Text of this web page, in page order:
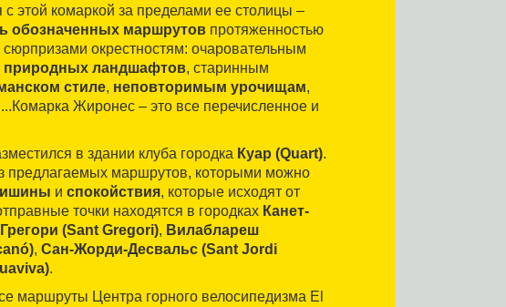
с этой комаркой за пределами ее столицы –
обозначенных маршрутов протяженностью
окрестностям: очаровательным
природных ландшафтов, старинным
стиле, неповторимым урочищам,
Жиронес – это все перечисленное и
в здании клуба городка Куар (Quart).
предлагаемых маршрутов, которыми можно
и спокойствия, которые исходят от
точки находятся в городках Канет-
(Sant Gregori), Вилаблареш
, Сан-Жорди-Десвальс (Sant Jordi
.
маршруты Центра горного велосипедизма El